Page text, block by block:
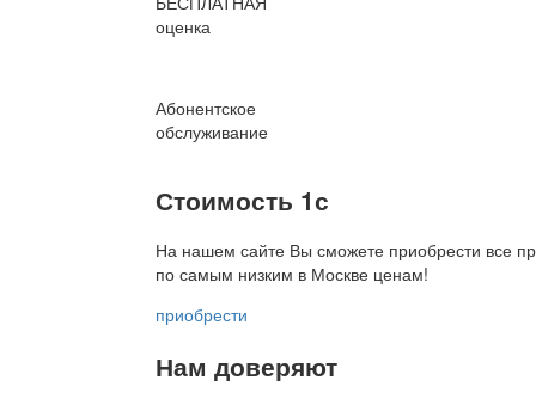
оценка
Абонентское
обслуживание
Стоимость 1с
На нашем сайте Вы сможете приобрести все
по самым низким в Москве ценам!
приобрести
Нам доверяют